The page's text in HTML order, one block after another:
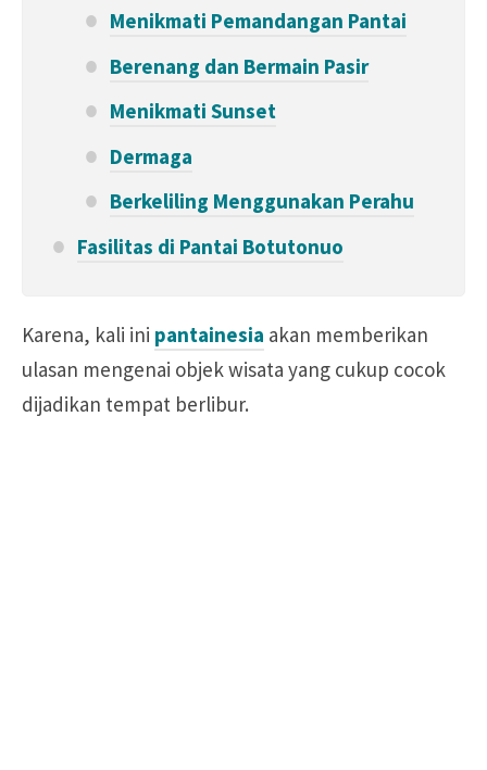
Menikmati Pemandangan Pantai
Berenang dan Bermain Pasir
Menikmati Sunset
Dermaga
Berkeliling Menggunakan Perahu
Fasilitas di Pantai Botutonuo
Karena, kali ini pantainesia akan memberikan
ulasan mengenai objek wisata yang cukup cocok
dijadikan tempat berlibur.